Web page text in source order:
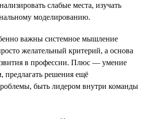
слабые места, изучать
моделированию.
важны системное мышление
желательный критерий, а основа
в профессии. Плюс — умение
предлагать решения ещё
быть лидером внутри команды